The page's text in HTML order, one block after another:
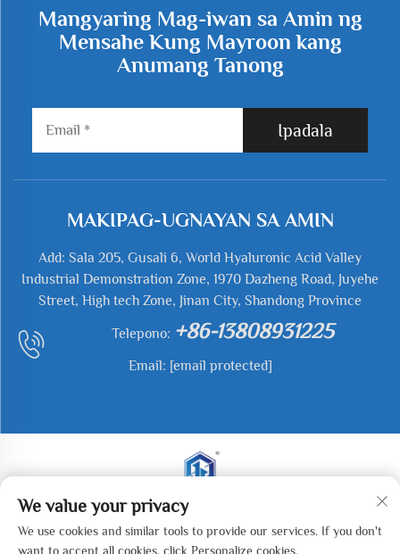
Mangyaring Mag-iwan sa Amin ng
Mensahe Kung Mayroon kang
Anumang Tanong
Ipadala
MAKIPAG-UGNAYAN SA AMIN
Add: Sala 205, Gusali 6, World Hyaluronic Acid Valley
Industrial Demonstration Zone, 1970 Dazheng Road, Juyehe
Street, High tech Zone, Jinan City, Shandong Province
Telepono: +86-13808931225
Email: [email protected]
Kopirait © 2025 Jianyu Weiye (Jinan) Machinery
Technology Co., LTD. Lahat ng mga karapatan ay nakalaan.
We value your privacy
We use cookies and similar tools to provide our services. If you don't
want to accept all cookies, click Personalize cookies.